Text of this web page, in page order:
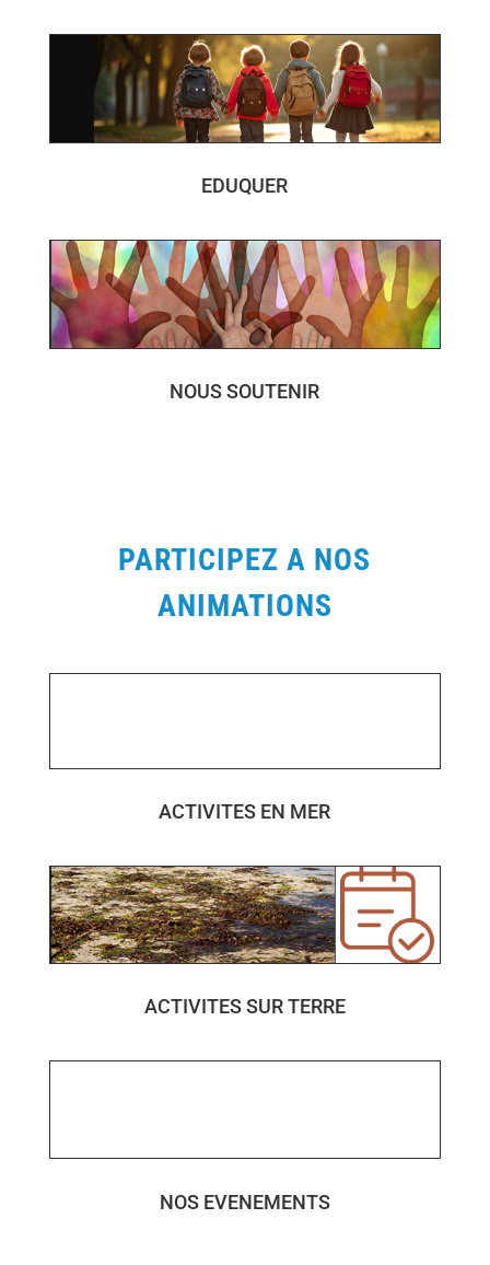
EDUQUER
NOUS SOUTENIR
PARTICIPEZ A NOS
ANIMATIONS
ACTIVITES EN MER
ACTIVITES SUR TERRE
NOS EVENEMENTS